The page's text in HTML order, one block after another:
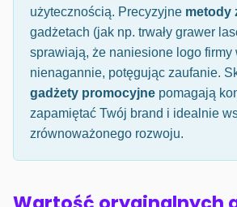
użytecznością. Precyzyjne metody
gadżetach (jak np. trwały grawer
sprawiają, że naniesione logo firmy
nienagannie, potęgując zaufanie.
gadżety promocyjne pomagają
zapamiętać Twój brand i idealnie
zrównoważonego rozwoju.